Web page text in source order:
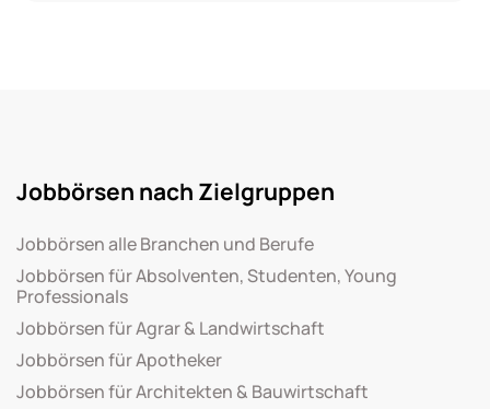
Jobbörsen nach Zielgruppen
Jobbörsen alle Branchen und Berufe
Jobbörsen für Absolventen, Studenten, Young
Professionals
Jobbörsen für Agrar & Landwirtschaft
Jobbörsen für Apotheker
Jobbörsen für Architekten & Bauwirtschaft